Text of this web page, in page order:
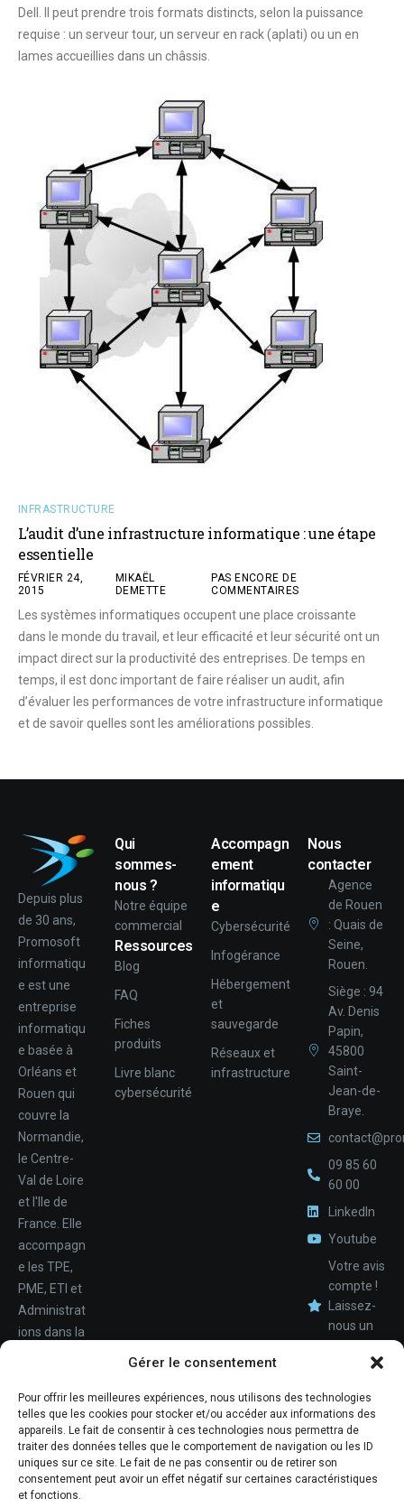
Gérer le consentement
Pour offrir les meilleures expériences, nous utilisons des technologies
telles que les cookies pour stocker et/ou accéder aux informations des
appareils. Le fait de consentir à ces technologies nous permettra de
traiter des données telles que le comportement de navigation ou les ID
uniques sur ce site. Le fait de ne pas consentir ou de retirer son
consentement peut avoir un effet négatif sur certaines caractéristiques
et fonctions.
Téléphone
Dell. Il peut prendre trois formats distincts, selon la puissance
requise : un serveur tour, un serveur en rack (aplati) ou un en
lames accueillies dans un châssis.
INFRASTRUCTURE
L’audit d’une infrastructure informatique : une étape
essentielle
FÉVRIER 24,
2015
MIKAËL
DEMETTE
PAS ENCORE DE
COMMENTAIRES
Les systèmes informatiques occupent une place croissante
dans le monde du travail, et leur efficacité et leur sécurité ont un
impact direct sur la productivité des entreprises. De temps en
temps, il est donc important de faire réaliser un audit, afin
d’évaluer les performances de votre infrastructure informatique
et de savoir quelles sont les améliorations possibles.
Depuis plus
de 30 ans,
Promosoft
informatiqu
e est une
entreprise
informatiqu
e basée à
Orléans et
Rouen qui
couvre la
Normandie,
le Centre-
Val de Loire
et l'Ile de
France. Elle
accompagn
e les TPE,
PME, ETI et
Administrat
ions dans la
déploiemen
t et la
maintenan
ce de leur
système
Qui
sommes-
nous ?
Notre équipe
commercial
Ressources
Blog
FAQ
Fiches
produits
Livre blanc
cybersécurité
Accompagn
ement
informatiqu
e
Cybersécurité
Infogérance
Hébergement
et
sauvegarde
Réseaux et
infrastructure
Nous
contacter
Agence
de Rouen
: Quais de
Seine,
Rouen.
Siège : 94
Av. Denis
Papin,
45800
Saint-
Jean-de-
Braye.
09 85 60
60 00
LinkedIn
Youtube
Votre avis
compte !
Laissez-
nous un